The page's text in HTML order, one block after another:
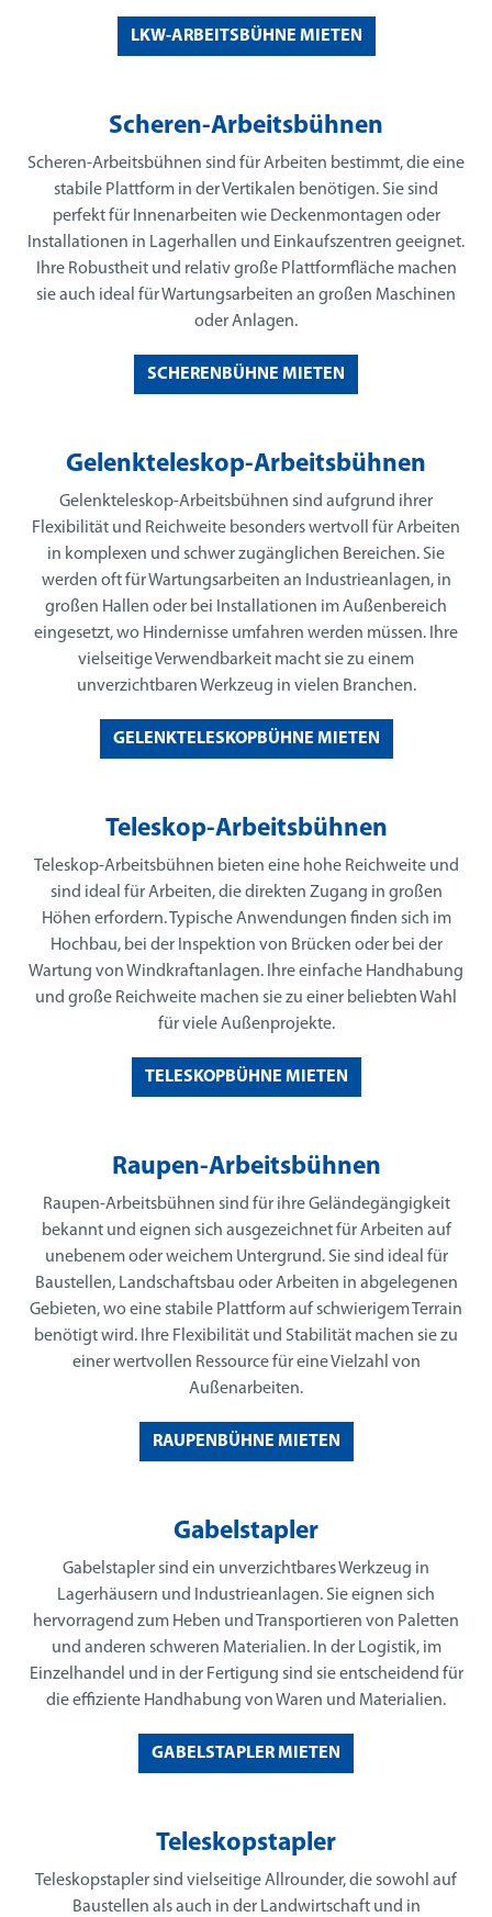
LKW-ARBEITSBÜHNE MIETEN
Scheren-Arbeitsbühnen
Scheren-Arbeitsbühnen sind für Arbeiten bestimmt, die eine
stabile Plattform in der Vertikalen benötigen. Sie sind
perfekt für Innenarbeiten wie Deckenmontagen oder
Installationen in Lagerhallen und Einkaufszentren geeignet.
Ihre Robustheit und relativ große Plattformfläche machen
sie auch ideal für Wartungsarbeiten an großen Maschinen
oder Anlagen.
SCHERENBÜHNE MIETEN
Gelenkteleskop-Arbeitsbühnen
Gelenkteleskop-Arbeitsbühnen sind aufgrund ihrer
Flexibilität und Reichweite besonders wertvoll für Arbeiten
in komplexen und schwer zugänglichen Bereichen. Sie
werden oft für Wartungsarbeiten an Industrieanlagen, in
großen Hallen oder bei Installationen im Außenbereich
eingesetzt, wo Hindernisse umfahren werden müssen. Ihre
vielseitige Verwendbarkeit macht sie zu einem
unverzichtbaren Werkzeug in vielen Branchen.
GELENKTELESKOPBÜHNE MIETEN
Teleskop-Arbeitsbühnen
Teleskop-Arbeitsbühnen bieten eine hohe Reichweite und
sind ideal für Arbeiten, die direkten Zugang in großen
Höhen erfordern. Typische Anwendungen finden sich im
Hochbau, bei der Inspektion von Brücken oder bei der
Wartung von Windkraftanlagen. Ihre einfache Handhabung
und große Reichweite machen sie zu einer beliebten Wahl
für viele Außenprojekte.
TELESKOPBÜHNE MIETEN
Raupen-Arbeitsbühnen
Raupen-Arbeitsbühnen sind für ihre Geländegängigkeit
bekannt und eignen sich ausgezeichnet für Arbeiten auf
unebenem oder weichem Untergrund. Sie sind ideal für
Baustellen, Landschaftsbau oder Arbeiten in abgelegenen
Gebieten, wo eine stabile Plattform auf schwierigem Terrain
benötigt wird. Ihre Flexibilität und Stabilität machen sie zu
einer wertvollen Ressource für eine Vielzahl von
Außenarbeiten.
RAUPENBÜHNE MIETEN
Gabelstapler
Gabelstapler sind ein unverzichtbares Werkzeug in
Lagerhäusern und Industrieanlagen. Sie eignen sich
hervorragend zum Heben und Transportieren von Paletten
und anderen schweren Materialien. In der Logistik, im
Einzelhandel und in der Fertigung sind sie entscheidend für
die effiziente Handhabung von Waren und Materialien.
GABELSTAPLER MIETEN
Teleskopstapler
Teleskopstapler sind vielseitige Allrounder, die sowohl auf
Baustellen als auch in der Landwirtschaft und in